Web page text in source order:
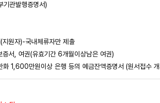
관발행증명서)
원자)-국내체류자만 제출
서, 여권(유효기간 6개월이상남은 여권)
1,600만원이상 은행 등의 예금잔액증명서 (원서접수